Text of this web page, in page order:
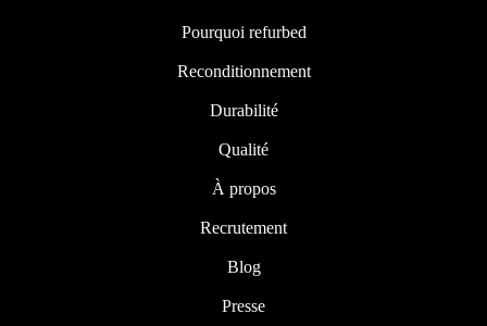
Pourquoi refurbed
Reconditionnement
Durabilité
Qualité
À propos
Recrutement
Blog
Presse